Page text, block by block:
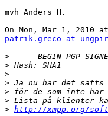
mvh Anders H.
patrik.greco at
>
>
>
>
>
>
> http://xmpp.org/